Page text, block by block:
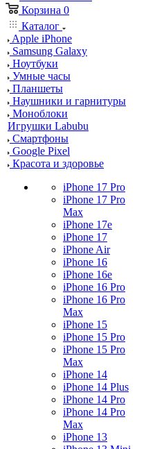
Корзина 0
Каталог
Apple iPhone
Samsung Galaxy
Ноутбуки
Умные часы
Планшеты
Наушники и гарнитуры
Моноблоки
Игрушки Labubu
Смартфоны
Google Pixel
Красота и здоровье
iPhone 17 Pro
iPhone 17 Pro
Max
iPhone 17e
iPhone 17
iPhone Air
iPhone 16
iPhone 16e
iPhone 16 Pro
iPhone 16 Pro
Max
iPhone 15
iPhone 15 Pro
iPhone 15 Pro
Max
iPhone 14
iPhone 14 Plus
iPhone 14 Pro
iPhone 14 Pro
Max
iPhone 13